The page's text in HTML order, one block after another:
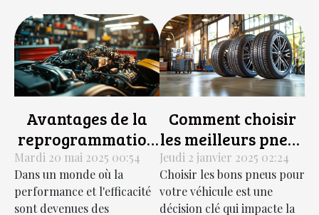
Avantages de la
reprogrammation
moteur pour
diverses marques
de véhicules
Mardi 20 mai 2025 00:54
Dans un monde où la
performance et l'efficacité
sont devenues des
Comment choisir
les meilleurs pneus
pour votre
véhicule tout au
long de l'année
Jeudi 2 janvier 2025 02:24
Choisir les bons pneus pour
votre véhicule est une
décision clé qui impacte la